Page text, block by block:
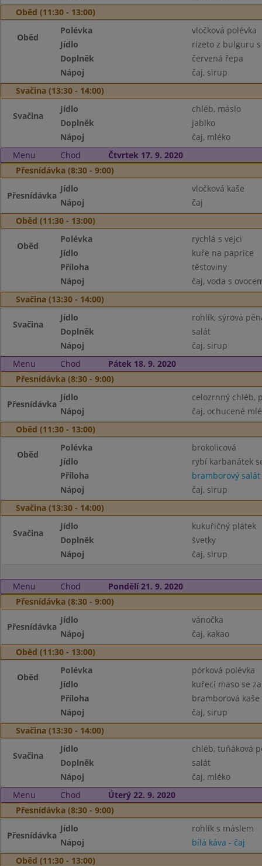
Oběd (11:30 - 13:00)
Oběd
Polévka
vločková polévka
Jídlo
rizeto z bulguru
Doplněk
červená řepa
Nápoj
čaj, sirup
Svačina (13:30 - 14:00)
Svačina
Jídlo
chléb, máslo
Doplněk
jablko
Nápoj
čaj, mléko
Menu
Chod
Čtvrtek 17. 9. 2020
Přesnídávka (8:30 - 9:00)
Přesnídávka
Jídlo
vločková kaše
Nápoj
čaj
Oběd (11:30 - 13:00)
Oběd
Polévka
rychlá s vejci
Jídlo
kuře na paprice
Příloha
těstoviny
Nápoj
čaj, voda s
Svačina (13:30 - 14:00)
Svačina
Jídlo
rohlík, sýrová
Doplněk
salát
Nápoj
čaj, sirup
Menu
Chod
Pátek 18. 9. 2020
Přesnídávka (8:30 - 9:00)
Přesnídávka
Jídlo
celozrnný chléb,
Nápoj
čaj, ochucené
Oběd (11:30 - 13:00)
Oběd
Polévka
brokolicová
Jídlo
rybí karbanátek
Příloha
bramborový salát
Nápoj
čaj, sirup
Svačina (13:30 - 14:00)
Svačina
Jídlo
kukuřičný plátek
Doplněk
švetky
Nápoj
čaj, sirup
Menu Chod
Pondělí 21. 9. 2020
Přesnídávka (8:30 - 9:00)
Přesnídávka
Jídlo
vánočka
Nápoj
čaj, kakao
Oběd (11:30 - 13:00)
Oběd
Polévka
pórková polévka
Jídlo
kuřecí maso se
Příloha
bramborová kaše
Nápoj
čaj, sirup
Svačina (13:30 - 14:00)
Svačina
Jídlo
chléb, tuňáková
Doplněk
salát
Nápoj
čaj, mléko
Menu
Chod
Úterý 22. 9. 2020
Přesnídávka (8:30 - 9:00)
Přesnídávka
Jídlo
rohlík s máslem
Nápoj
bílá káva - čaj
Oběd (11:30 - 13:00)